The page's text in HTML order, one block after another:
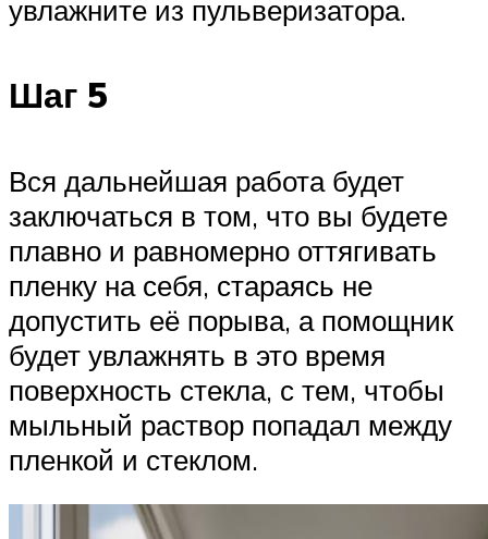
увлажните из пульверизатора.
Шаг 5
Вся дальнейшая работа будет
заключаться в том, что вы будете
плавно и равномерно оттягивать
пленку на себя, стараясь не
допустить её порыва, а помощник
будет увлажнять в это время
поверхность стекла, с тем, чтобы
мыльный раствор попадал между
пленкой и стеклом.